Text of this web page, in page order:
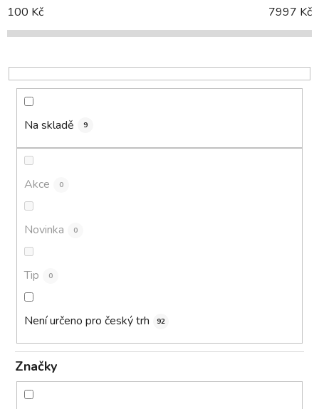
í
p
o
d
100 Kč 7997 Kč
Na skladě 9
Akce 0
Novinka 0
Tip 0
Není určeno pro český trh 92
Značky